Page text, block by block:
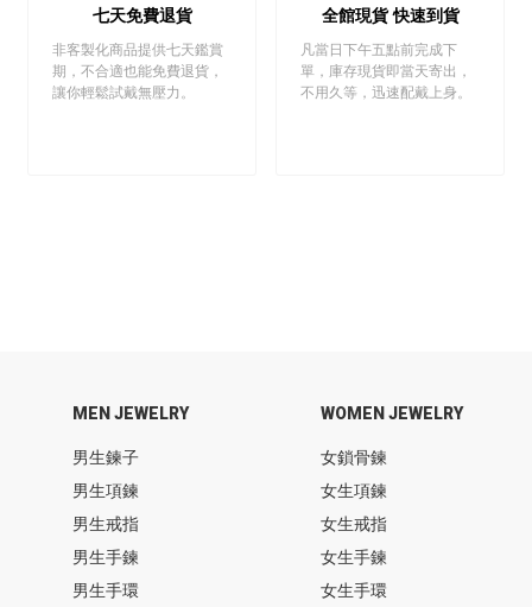
七天免費退貨
非客製化商品提供七天鑑賞
期，不合適也能免費退貨，
讓你輕鬆試戴無壓力。
全館現貨 快速到貨
凡當日下午五點前完成下
單，庫存現貨即當天寄出，
不用久等，迅速配戴上身。
MEN JEWELRY
男生鍊子
男生項鍊
男生戒指
男生手鍊
男生手環
WOMEN JEWELRY
女鎖骨鍊
女生項鍊
女生戒指
女生手鍊
女生手環